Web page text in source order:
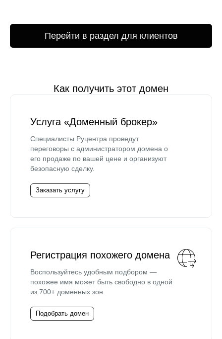
Перейти в раздел для клиентов
Как получить этот домен
Услуга «Доменный брокер»
Специалисты Руцентра проведут
переговоры с администратором домена о
его продаже по вашей цене и организуют
безопасную сделку.
Заказать услугу
Регистрация похожего домена
Воспользуйтесь удобным подбором —
похожее имя может быть свободно в одной
из 700+ доменных зон.
Подобрать домен